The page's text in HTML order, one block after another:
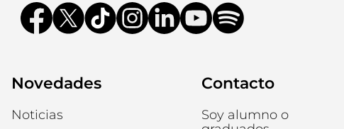
Novedades
Noticias
Contacto
Soy alumno o